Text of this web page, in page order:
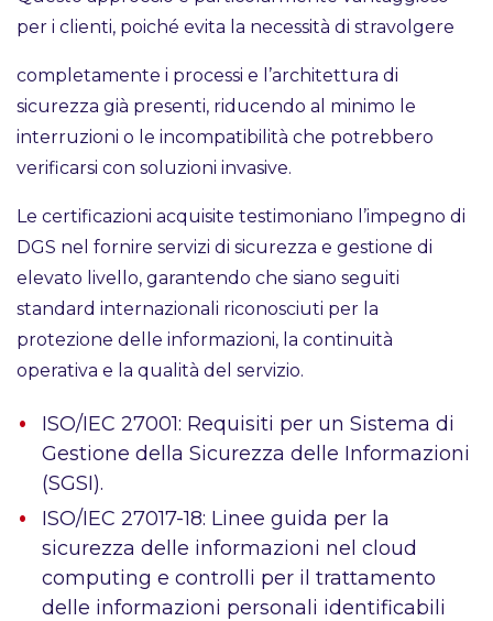
per i clienti, poiché evita la necessità di stravolgere
completamente i processi e l’architettura di
sicurezza già presenti, riducendo al minimo le
interruzioni o le incompatibilità che potrebbero
verificarsi con soluzioni invasive.
Le certificazioni acquisite testimoniano l’impegno di
DGS nel fornire servizi di sicurezza e gestione di
elevato livello, garantendo che siano seguiti
standard internazionali riconosciuti per la
protezione delle informazioni, la continuità
operativa e la qualità del servizio.
ISO/IEC 27001: Requisiti per un Sistema di
Gestione della Sicurezza delle Informazioni
(SGSI).
ISO/IEC 27017-18: Linee guida per la
sicurezza delle informazioni nel cloud
computing e controlli per il trattamento
delle informazioni personali identificabili